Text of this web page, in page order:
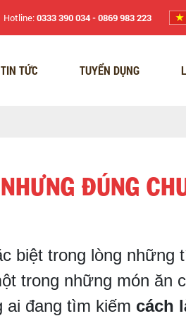
Hotline:0333 390 034 - 0869 983 223
TIN TỨC TUYỂN DỤNG
ĐÚNG
biệt trong lòng những
trong những món ăn
ai đang tìm kiếm cách